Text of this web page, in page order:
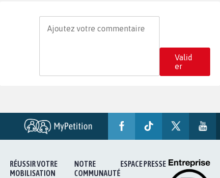
Valid
er
RÉUSSIR VOTRE
MOBILISATION
NOTRE
COMMUNAUTÉ
ESPACE PRESSE